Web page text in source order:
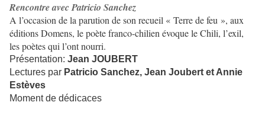
Rencontre avec Patricio Sanchez
A l’occasion de la parution de son recueil « Terre de feu », aux
éditions Domens, le poète franco-chilien évoque le Chili, l’exil,
les poètes qui l’ont nourri.
Présentation: Jean JOUBERT
Lectures par Patricio Sanchez, Jean Joubert et Annie
Estèves
Moment de dédicaces